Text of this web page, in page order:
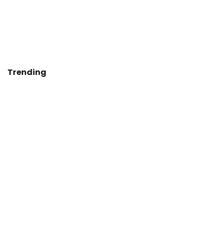
Trending